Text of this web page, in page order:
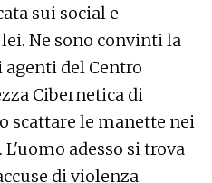
sui social e
Ne sono convinti la
del Centro
Cibernetica di
scattare le manette nei
adesso si trova
di violenza